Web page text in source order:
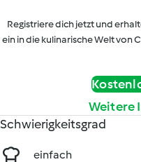
Registriere dich jetzt und
ein in die kulinarische Welt von
Weitere
Schwierigkeitsgrad
einfach